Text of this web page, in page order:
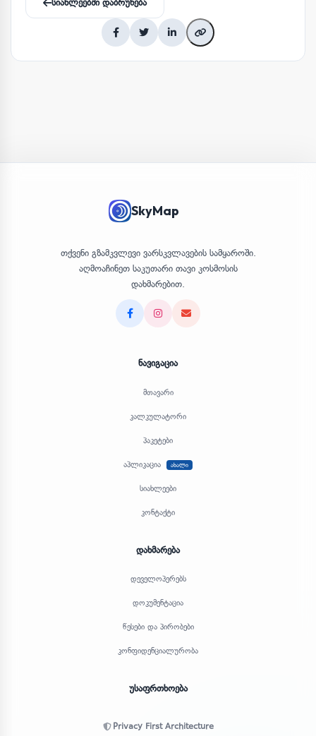
სიახლეებში დაბრუნება
SkyMap
თქვენი გზამკვლევი ვარსკვლავების სამყაროში.
აღმოაჩინეთ საკუთარი თავი კოსმოსის
დახმარებით.
FacebookInstagram
Email
ნავიგაცია
მთავარი
კალკულატორი
პაკეტები
აპლიკაცია ახალი
სიახლეები
კონტაქტი
დახმარება
დეველოპერებს
დოკუმენტაცია
წესები და პირობები
კონფიდენციალურობა
უსაფრთხოება
Privacy First Architecture